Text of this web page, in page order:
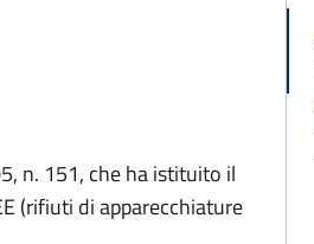
n. 151, che ha istituito il
(rifiuti di apparecchiature